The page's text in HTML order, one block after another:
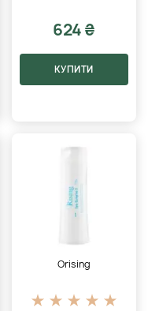
624 ₴
КУПИТИ
Orising